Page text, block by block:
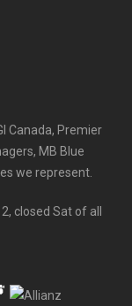
Canada, Premier
MB Blue
we represent.
closed Sat of all